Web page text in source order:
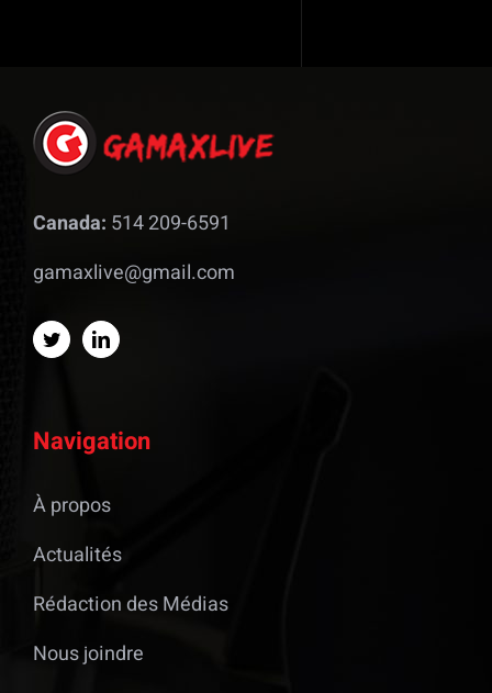
Canada: 514 209-6591
gamaxlive@gmail.com
Navigation
À propos
Actualités
Rédaction des Médias
Nous joindre